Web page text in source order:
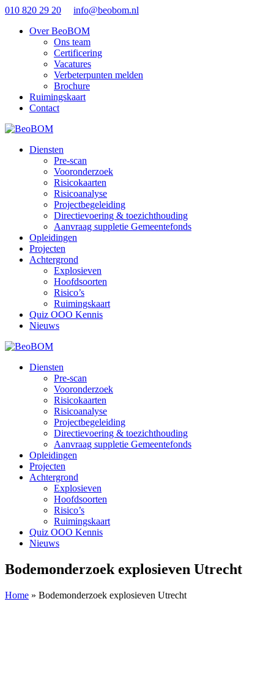
010 820 29 20
info@beobom.nl
Over BeoBOM
Ons team
Certificering
Vacatures
Verbeterpunten melden
Brochure
Ruimingskaart
Contact
Diensten
Pre-scan
Vooronderzoek
Risicokaarten
Risicoanalyse
Projectbegeleiding
Directievoering & toezichthouding
Aanvraag suppletie Gemeentefonds
Opleidingen
Projecten
Achtergrond
Explosieven
Hoofdsoorten
Risico’s
Ruimingskaart
Quiz OOO Kennis
Nieuws
Diensten
Pre-scan
Vooronderzoek
Risicokaarten
Risicoanalyse
Projectbegeleiding
Directievoering & toezichthouding
Aanvraag suppletie Gemeentefonds
Opleidingen
Projecten
Achtergrond
Explosieven
Hoofdsoorten
Risico’s
Ruimingskaart
Quiz OOO Kennis
Nieuws
Bodemonderzoek explosieven Utrecht
Home » Bodemonderzoek explosieven Utrecht